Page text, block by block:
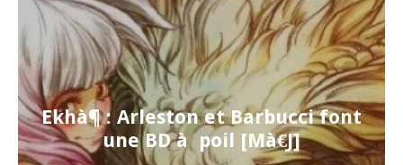
Ekhà¶ : Arleston et Barbucci font
une BD à poil [Mà€J]